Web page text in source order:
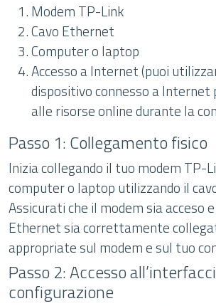
Modem TP-Link
Cavo Ethernet
Computer o laptop
Accesso a Internet (puoi
dispositivo connesso a Internet
alle risorse online durante la
Passo 1: Collegamento fisico
Inizia collegando il tuo modem TP-
computer o laptop utilizzando il
Assicurati che il modem sia acceso
Ethernet sia correttamente
appropriate sul modem e sul tuo
Passo 2: Accesso
configurazione